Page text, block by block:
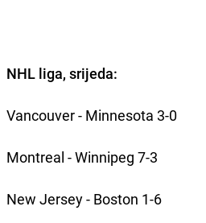
NHL liga, srijeda:
Vancouver - Minnesota 3-0
Montreal - Winnipeg 7-3
New Jersey - Boston 1-6